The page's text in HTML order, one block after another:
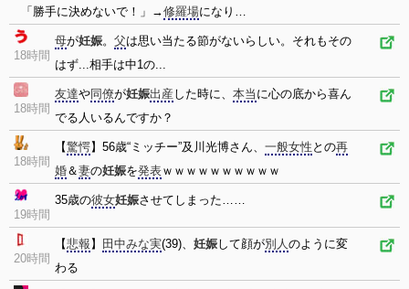
「勝手に決めないで！」→修羅場になり…
18時間
母が妊娠。 父は思い当たる節がないらしい。それもその
はず...相手は中1の...
18時間
友達や同僚が妊娠出産 した時に、 本当 に心の底から喜ん
でる人いるんですか？
18時間
【驚愕】56歳“ミッチー”及川光博さん、 一般女性 との再
婚＆妻の妊娠を発表ｗｗｗｗｗｗｗｗｗｗ
19時間
35歳の彼女妊娠させてしまった……
20時間
【悲報 】 田中みな実(39)、 妊娠して顔が別人のように変
わる